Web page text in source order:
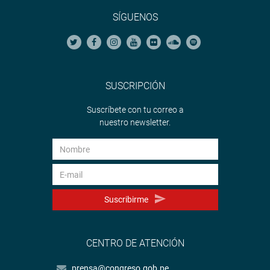
SÍGUENOS
SUSCRIPCIÓN
Suscríbete con tu correo a
nuestro newsletter.
Suscribirme
CENTRO DE ATENCIÓN